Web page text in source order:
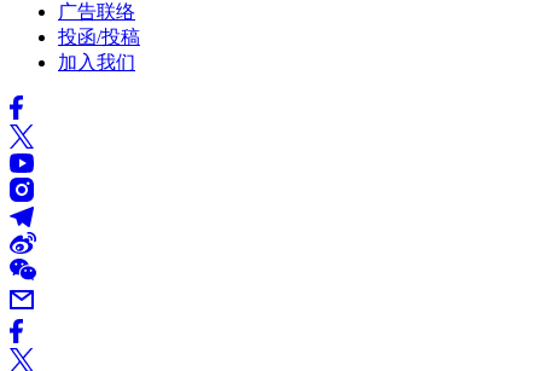
广告联络
投函/投稿
加入我们